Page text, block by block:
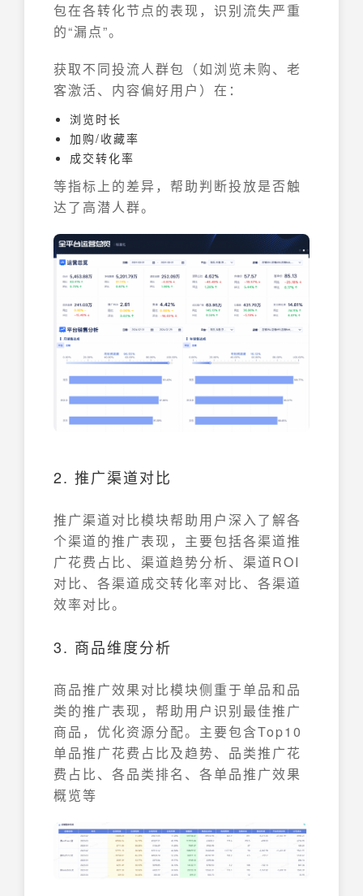
包在各转化节点的表现，识别流失严重
的“漏点”。
获取不同投流人群包（如浏览未购、老
客激活、内容偏好用户）在：
浏览时长
加购/收藏率
成交转化率
等指标上的差异，帮助判断投放是否触
达了高潜人群。
2. 推广渠道对比
推广渠道对比模块帮助用户深入了解各
个渠道的推广表现，主要包括各渠道推
广花费占比、渠道趋势分析、渠道ROI
对比、各渠道成交转化率对比、各渠道
效率对比。
3. 商品维度分析
商品推广效果对比模块侧重于单品和品
类的推广表现，帮助用户识别最佳推广
商品，优化资源分配。主要包含Top10
单品推广花费占比及趋势、品类推广花
费占比、各品类排名、各单品推广效果
概览等